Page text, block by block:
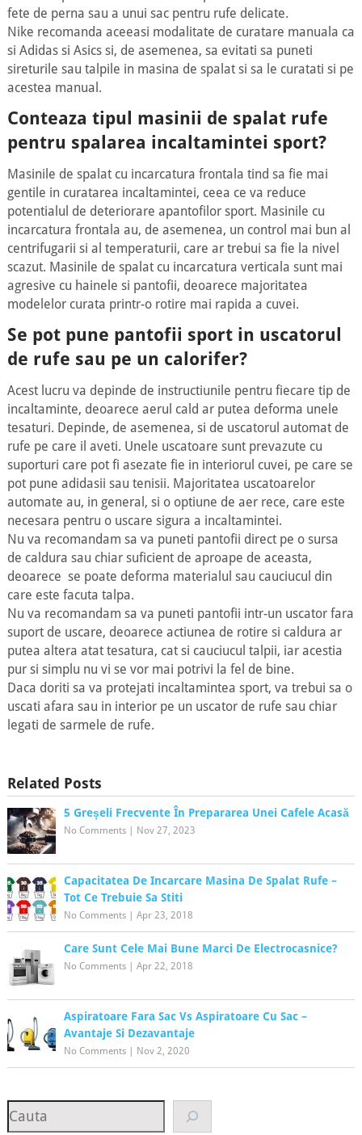
fete de perna sau a unui sac pentru rufe delicate.
Nike recomanda aceeasi modalitate de curatare manuala ca
si Adidas si Asics si, de asemenea, sa evitati sa puneti
sireturile sau talpile in masina de spalat si sa le curatati si pe
acestea manual.
Conteaza tipul masinii de spalat rufe
pentru spalarea incaltamintei sport?
Masinile de spalat cu incarcatura frontala tind sa fie mai
gentile in curatarea incaltamintei, ceea ce va reduce
potentialul de deteriorare apantofilor sport. Masinile cu
incarcatura frontala au, de asemenea, un control mai bun al
centrifugarii si al temperaturii, care ar trebui sa fie la nivel
scazut. Masinile de spalat cu incarcatura verticala sunt mai
agresive cu hainele si pantofii, deoarece majoritatea
modelelor curata printr-o rotire mai rapida a cuvei.
Se pot pune pantofii sport in uscatorul
de rufe sau pe un calorifer?
Acest lucru va depinde de instructiunile pentru fiecare tip de
incaltaminte, deoarece aerul cald ar putea deforma unele
tesaturi. Depinde, de asemenea, si de uscatorul automat de
rufe pe care il aveti. Unele uscatoare sunt prevazute cu
suporturi care pot fi asezate fie in interiorul cuvei, pe care se
pot pune adidasii sau tenisii. Majoritatea uscatoarelor
automate au, in general, si o optiune de aer rece, care este
necesara pentru o uscare sigura a incaltamintei.
Nu va recomandam sa va puneti pantofii direct pe o sursa
de caldura sau chiar suficient de aproape de aceasta,
deoarece se poate deforma materialul sau cauciucul din
care este facuta talpa.
Nu va recomandam sa va puneti pantofii intr-un uscator fara
suport de uscare, deoarece actiunea de rotire si caldura ar
putea altera atat tesatura, cat si cauciucul talpii, iar acestia
pur si simplu nu vi se vor mai potrivi la fel de bine.
Daca doriti sa va protejati incaltamintea sport, va trebui sa o
uscati afara sau in interior pe un uscator de rufe sau chiar
legati de sarmele de rufe.
Related Posts
5 Greșeli Frecvente În Prepararea Unei Cafele Acasă
No Comments| Nov 27, 2023
Capacitatea De Incarcare Masina De Spalat Rufe –
Tot Ce Trebuie Sa Stiti
No Comments| Apr 23, 2018
Care Sunt Cele Mai Bune Marci De Electrocasnice?
No Comments| Apr 22, 2018
Aspiratoare Fara Sac Vs Aspiratoare Cu Sac –
Avantaje Si Dezavantaje
No Comments| Nov 2, 2020
Search